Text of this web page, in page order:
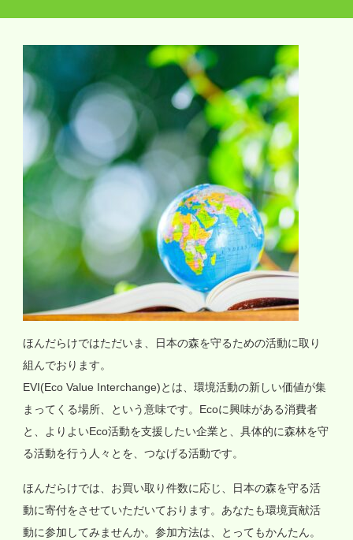
ほんだらけではただいま、日本の森を守るための活動に取り
組んでおります。
EVI(Eco Value Interchange)とは、環境活動の新しい価値が集
まってくる場所、という意味です。Ecoに興味がある消費者
と、よりよいEco活動を支援したい企業と、具体的に森林を守
る活動を行う人々とを、つなげる活動です。
ほんだらけでは、お買い取り件数に応じ、日本の森を守る活
動に寄付をさせていただいております。あなたも環境貢献活
動に参加してみませんか。参加方法は、とってもかんたん。